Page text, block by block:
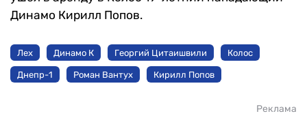
Динамо Кирилл Попов.
Лех Динамо К Георгий Цитаишвили Колос
Днепр-1 Роман Вантух Кирилл Попов
Реклама